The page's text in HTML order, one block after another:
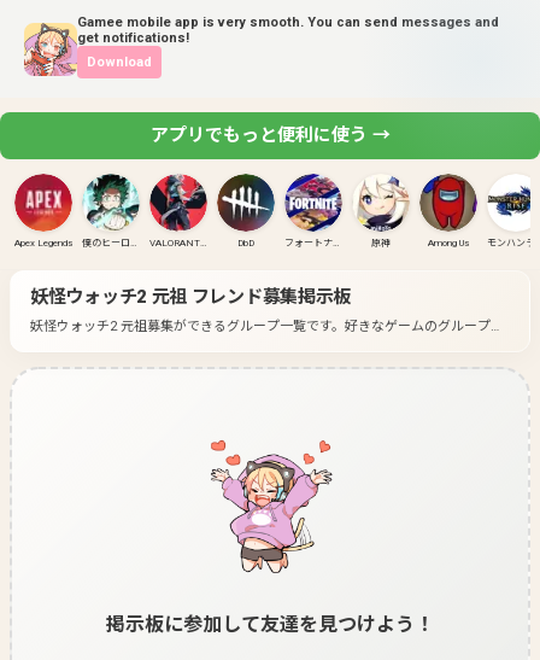
Gamee mobile app is very smooth. You can send messages and
get notifications!
Download
アプリでもっと便利に使う →
Apex Legends 僕のヒーローアカデミア ULTRA RUMBLE VALORANT(PC) DbD フォートナイト 原神 Among Us
妖怪ウォッチ2 元祖 フレンド募集掲示板
妖怪ウォッチ2 元祖募集ができるグループ一覧です。 好きなゲームのグループに
掲示板に参加して友達を見つけよう！